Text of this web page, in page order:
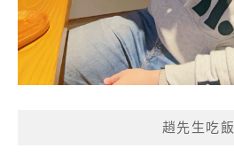
趙先生吃飯